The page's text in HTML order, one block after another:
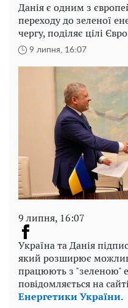
Данія є одним з
переходу до зеленої
чергу, поділяє цілі
9 липня, 16:07
9 липня, 16:07
Україна та Данія
який розширює
працюють з "зеленою"
повідомляється на сайті
Енергетики України.